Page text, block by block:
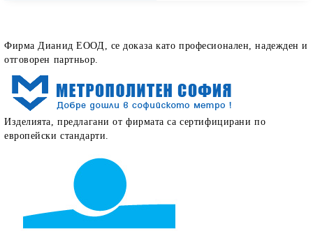
Фирма Дианид ЕООД, се доказа като професионален, надежден и
отговорен партньор.
Изделията, предлагани от фирмата са сертифицирани по
европейски стандарти.